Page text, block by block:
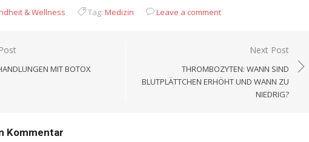
& Wellness Tag: Medizin Leave a comment
MIT BOTOX
Next Post
THROMBOZYTEN: WANN SIND
BLUTPLÄTTCHEN ERHÖHT UND WANN ZU
NIEDRIG?
Kommentar